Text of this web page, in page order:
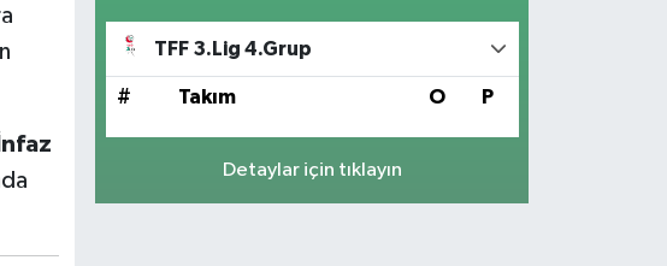
TFF 3.Lig 4.Grup
# Takım O P
Detaylar için tıklayın